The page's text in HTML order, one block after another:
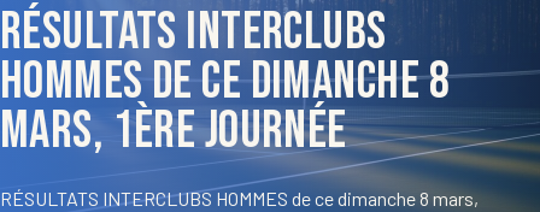
RÉSULTATS INTERCLUBS
HOMMES de ce dimanche 8
mars, 1ère journée
RÉSULTATS INTERCLUBS HOMMES de ce dimanche 8 mars,